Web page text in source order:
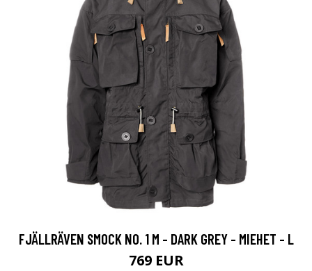
FJÄLLRÄVEN SMOCK NO. 1 M - DARK GREY - MIEHET - L
769 EUR